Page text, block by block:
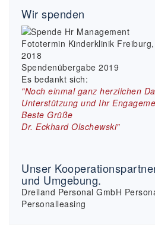
Wir spenden
Fototermin Kinderklinik
2018
Spendenübergabe 2019
Es bedankt sich:
"Noch einmal ganz herzlichen
Unterstützung und Ihr
Beste Grüße
Dr. Eckhard Olschewski"
Unser
und Umgebung.
Dreiland Personal GmbH
Personalleasing